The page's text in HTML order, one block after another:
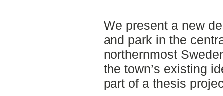
We present a new
and park in the
northernmost
the town’s existing
part of a thesis